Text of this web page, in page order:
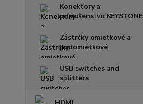
Konektory a
príslušenstvo KEYSTONE
Zástrčky omietkové a
podomietkové
USB switches and
splitters